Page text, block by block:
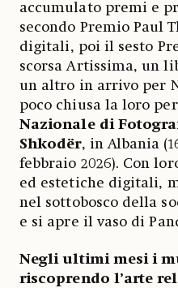
accumulato premi e
secondo Premio Paul
digitali, poi il sesto
scorsa Artissima, un
un altro in arrivo per
poco chiusa la loro
Nazionale di
Shkodër, in Albania
febbraio 2026). Con
ed estetiche digitali,
nel sottobosco della
e si apre il vaso di
Negli ultimi mesi i
riscoprendo l’arte